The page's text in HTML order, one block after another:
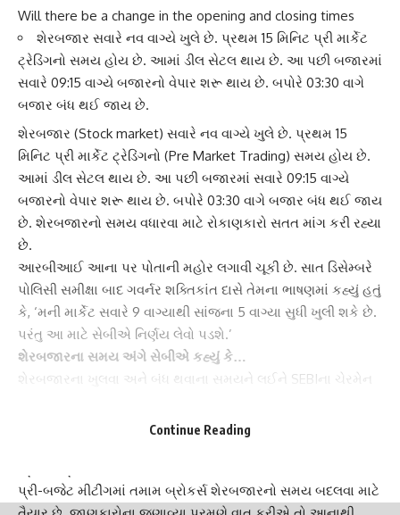
Will there be a change in the opening and closing times
શેરબજાર સવારે નવ વાગ્યે ખુલે છે. પ્રથમ 15 મિનિટ પ્રી માર્કેટ
ટ્રેડિંગનો સમય હોય છે. આમાં ડીલ સેટલ થાય છે. આ પછી બજારમાં
સવારે 09:15 વાગ્યે બજારનો વેપાર શરૂ થાય છે. બપોરે 03:30 વાગે
બજાર બંધ થઈ જાય છે.
શેરબજાર (Stock market) સવારે નવ વાગ્યે ખુલે છે. પ્રથમ 15
મિનિટ પ્રી માર્કેટ ટ્રેડિંગનો (Pre Market Trading) સમય હોય છે.
આમાં ડીલ સેટલ થાય છે. આ પછી બજારમાં સવારે 09:15 વાગ્યે
બજારનો વેપાર શરૂ થાય છે. બપોરે 03:30 વાગે બજાર બંધ થઈ જાય
છે. શેરબજારનો સમય વધારવા માટે રોકાણકારો સતત માંગ કરી રહ્યા
છે.
આરબીઆઈ આના પર પોતાની મહોર લગાવી ચૂકી છે. સાત ડિસેમ્બરે
પોલિસી સમીક્ષા બાદ ગવર્નર શક્તિકાંત દાસે તેમના ભાષણમાં કહ્યું હતું
કે, ‘મની માર્કેટ સવારે 9 વાગ્યાથી સાંજના 5 વાગ્યા સુધી ખુલી શકે છે.
પરંતુ આ માટે સેબીએ નિર્ણય લેવો પડશે.’
શેરબજારના સમય અંગે સેબીએ કહ્યું કે…
શેરબજાર ના ખુલવા અને બંધ થવાના સમયને લઈને SEBIના ચેરમેન
અને NSE ઈચ્છે તો ટ્રેડિંગ કલાક વધારી શકે છે.
પ્રી-બજેટ મીટીંગમાં તમામ બ્રોકર્સ શેરબજારનો સમય બદલવા માટે
Continue Reading